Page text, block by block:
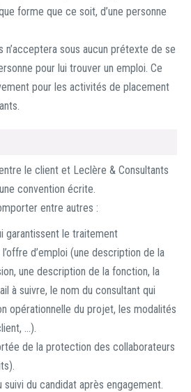
forme que ce soit, d’une personne
n’acceptera sous aucun prétexte de se
pour lui trouver un emploi. Ce
pour les activités de placement
le client et Leclère & Consultants
convention écrite.
entre autres :
garantissent le traitement
d’emploi (une description de la
une description de la fonction, la
à suivre, le nom du consultant qui
opérationnelle du projet, les modalités
…).
de la protection des collaborateurs
du candidat après engagement.